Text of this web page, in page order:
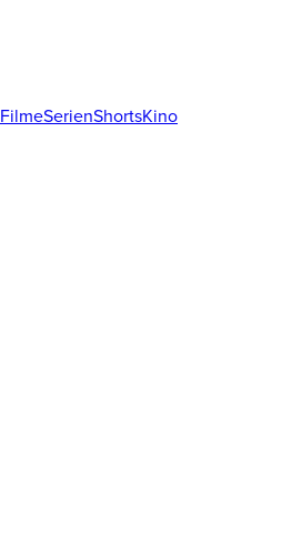
FilmeSerienShortsKino